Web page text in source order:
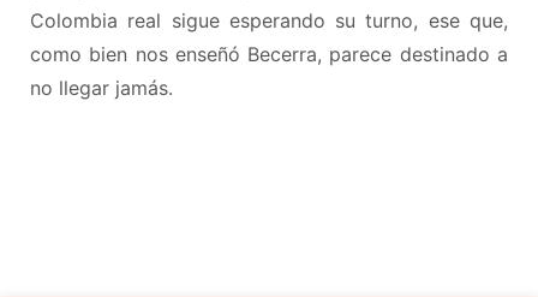
Colombia real sigue esperando su turno, ese que,
como bien nos enseñó Becerra, parece destinado a
no llegar jamás.